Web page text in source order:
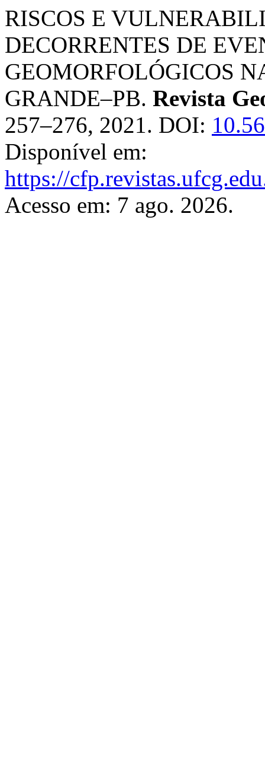
RISCOS E
DECORRENTES DE
GEOMORFOLÓGICOS
GRANDE–PB. Revista
257–276, 2021. DOI:
Disponível em:
https://
Acesso em: 7 ago. 2026.